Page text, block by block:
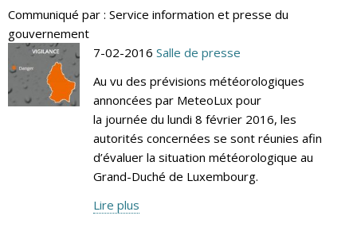
Communiqué par : Service information et presse du
gouvernement
7-02-2016 Salle de presse
Au vu des prévisions météorologiques
annoncées par MeteoLux pour
la journée du lundi 8 février 2016, les
autorités concernées se sont réunies afin
d’évaluer la situation météorologique au
Grand-Duché de Luxembourg.
Lire plus